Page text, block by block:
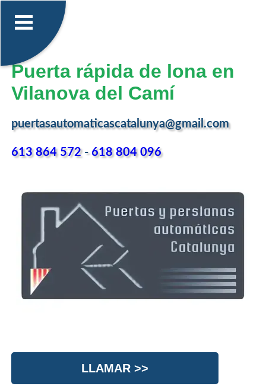
Puerta rápida de lona en
Vilanova del Camí
puertasautomaticascatalunya@gmail.com
613 864 572-618 804 096
LLAMAR >>